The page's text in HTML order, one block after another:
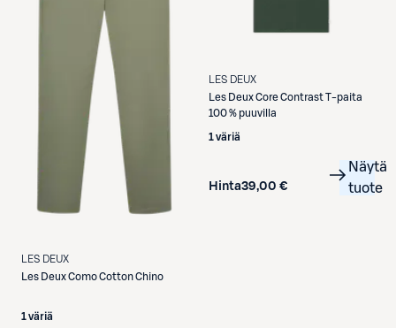
LES DEUX
Les DeuxComo Cotton Chino
1 väriä
LES DEUX
Les DeuxCore Contrast T-paita
100 % puuvilla
1 väriä
Hinta39,00 €
Näytä
tuote